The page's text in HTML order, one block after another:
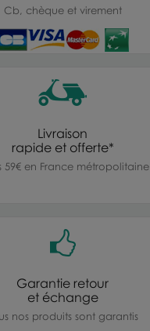
Cb, chèque et virement
Livraison
rapide et offerte*
59€ en France métropolitaine
Garantie retour
et échange
nos produits sont garantis